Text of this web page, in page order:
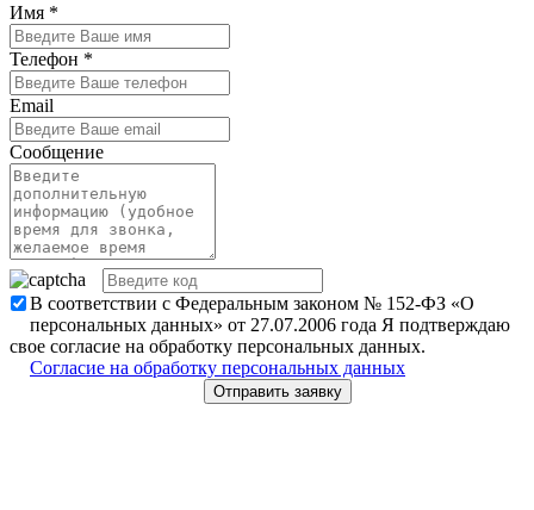
Имя *
Телефон *
Email
Сообщение
В соответствии с Федеральным законом № 152-ФЗ «О
персональных данных» от 27.07.2006 года Я подтверждаю
свое согласие на обработку персональных данных.
Согласие на обработку персональных данных